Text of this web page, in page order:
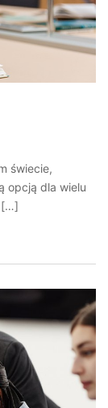
świecie,
opcją dla wielu
[…]